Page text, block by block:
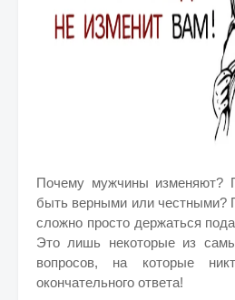
Почему мужчины изменяют?
быть верными или честными?
сложно просто держаться
Это лишь некоторые из
вопросов, на которые
окончательного ответа!